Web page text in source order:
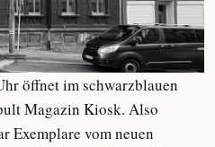
öffnet im schwarzblauen
Magazin Kiosk. Also
Exemplare vom neuen